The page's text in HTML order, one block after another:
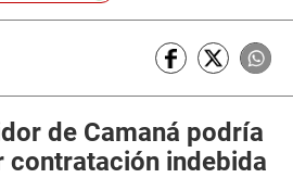
de Camaná podría
contratación indebida